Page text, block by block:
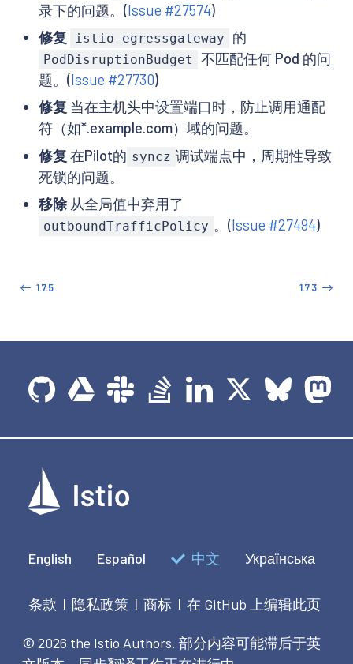
录下的问题。(Issue #27574)
修复
istio-egressgateway 的
PodDisruptionBudget
不匹配任何 Pod 的问
题。(Issue #27730)
修复 当在主机头中设置端口时，防止调用通配
符（如*.example.com）域的问题。
修复 在Pilot的 syncz 调试端点中，周期性导致
死锁的问题。
移除从全局值中弃用了
outboundTrafficPolicy 。(Issue #27494)
1.7.5 1.7.3
English Español 中文 Українська
条款 | 隐私政策 | 商标 | 在 GitHub 上编辑此页
© 2026 the Istio Authors. 部分内容可能滞后于英